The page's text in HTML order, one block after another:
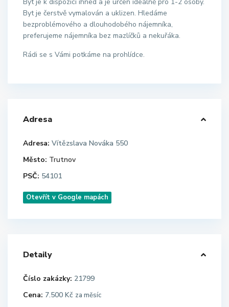
Byt je čerstvě vymalován a uklizen. Hledáme
bezproblémového a dlouhodobého nájemníka,
preferujeme nájemníka bez mazlíčků a nekuřáka.
Rádi se s Vámi potkáme na prohlídce.
Adresa
Adresa: Vítězslava Nováka 550
Město: Trutnov
PSČ: 54101
Otevřít v Google mapách
Detaily
Číslo zakázky: 21799
Cena: 7.500 Kč za měsíc